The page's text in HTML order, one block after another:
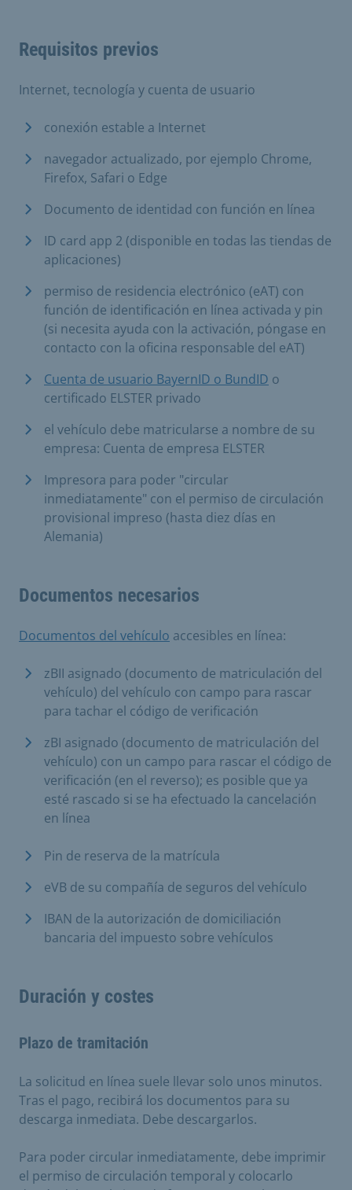
Requisitos previos
Internet, tecnología y cuenta de usuario
conexión estable a Internet
navegador actualizado, por ejemplo Chrome,
Firefox, Safari o Edge
Documento de identidad con función en línea
ID card app 2 (disponible en todas las tiendas de
aplicaciones)
permiso de residencia electrónico (eAT) con
función de identificación en línea activada y pin
(si necesita ayuda con la activación, póngase en
contacto con la oficina responsable del eAT)
Cuenta de usuario BayernID o BundID o
certificado ELSTER privado
el vehículo debe matricularse a nombre de su
empresa: Cuenta de empresa ELSTER
Impresora para poder "circular
inmediatamente" con el permiso de circulación
provisional impreso (hasta diez días en
Alemania)
Documentos necesarios
Documentos del vehículo accesibles en línea:
zBII asignado (documento de matriculación del
vehículo) del vehículo con campo para rascar
para tachar el código de verificación
zBI asignado (documento de matriculación del
vehículo) con un campo para rascar el código de
verificación (en el reverso); es posible que ya
esté rascado si se ha efectuado la cancelación
en línea
Pin de reserva de la matrícula
eVB de su compañía de seguros del vehículo
IBAN de la autorización de domiciliación
bancaria del impuesto sobre vehículos
Duración y costes
Plazo de tramitación
La solicitud en línea suele llevar solo unos minutos.
Tras el pago, recibirá los documentos para su
descarga inmediata. Debe descargarlos.
Para poder circular inmediatamente, debe imprimir
el permiso de circulación temporal y colocarlo